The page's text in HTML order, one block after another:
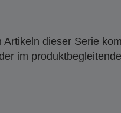
dieser Serie
im